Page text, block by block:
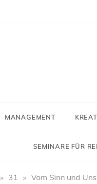
MANAGEMENT
SEMINARE FÜR
» 31 » Vom Sinn und